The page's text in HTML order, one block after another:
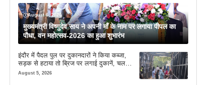
August 6, 2026
मुख्यमंत्री विष्णुदेव साय ने अपनी माँ के नाम पर लगाया पीपल का
पौधा, वन महोत्सव-2026 का हुआ शुभारंभ
इंदौर में पैदल पुल पर दुकानदारों ने किया कब्जा,
सड़क से हटाया तो ब्रिज पर लगाई दुकानें, चलने
की जगह भी नहीं मिल रही
August 5, 2026